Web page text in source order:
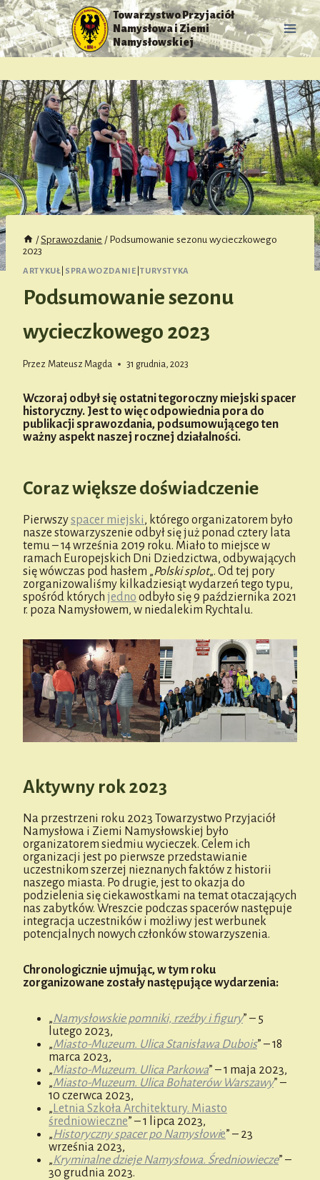
Przejdź
do
treści
Towarzystwo Przyjaciół
Namysłowa i Ziemi
Namysłowskiej
/ Sprawozdanie / Podsumowanie sezonu wycieczkowego
2023
ARTYKUŁ SPRAWOZDANIE |TURYSTYKA
Podsumowanie sezonu
wycieczkowego 2023
Przez Mateusz Magda 31 grudnia, 2023
Wczoraj odbył się ostatni tegoroczny miejski spacer
historyczny. Jest to więc odpowiednia pora do
publikacji sprawozdania, podsumowującego ten
ważny aspekt naszej rocznej działalności.
Coraz większe doświadczenie
Pierwszyspacer miejski, którego organizatorem było
nasze stowarzyszenie odbył się już ponad cztery lata
temu – 14 września 2019 roku. Miało to miejsce w
ramach Europejskich Dni Dziedzictwa, odbywających
się wówczas pod hasłem „Polski splot„. Od tej pory
zorganizowaliśmy kilkadziesiąt wydarzeń tego typu,
spośród których jedno odbyło się 9 października 2021
r. poza Namysłowem, w niedalekim Rychtalu.
Aktywny rok 2023
Na przestrzeni roku 2023 Towarzystwo Przyjaciół
Namysłowa i Ziemi Namysłowskiej było
organizatorem siedmiu wycieczek. Celem ich
organizacji jest po pierwsze przedstawianie
uczestnikom szerzej nieznanych faktów z historii
naszego miasta. Po drugie, jest to okazja do
podzielenia się ciekawostkami na temat otaczających
nas zabytków. Wreszcie podczas spacerów następuje
integracja uczestników i możliwy jest werbunek
potencjalnych nowych członków stowarzyszenia.
Chronologicznie ujmując, w tym roku
zorganizowane zostały następujące wydarzenia:
„Namysłowskie pomniki, rzeźby i figury” – 5
lutego 2023,
„Miasto-Muzeum. Ulica Stanisława Dubois” – 18
marca 2023,
„Miasto-Muzeum. Ulica Parkowa” – 1 maja 2023,
„Miasto-Muzeum. Ulica Bohaterów Warszawy” –
10 czerwca 2023,
„ Letnia Szkoła Architektury. Miasto
średniowieczne” – 1 lipca 2023,
„Historyczny spacer po Namysłowie” – 23
września 2023,
„Kryminalne dzieje Namysłowa. Średniowiecze” –
30 grudnia 2023.